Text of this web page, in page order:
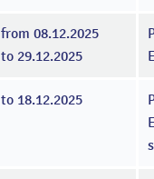
from 08.12.2025
to 29.12.2025
to 18.12.2025